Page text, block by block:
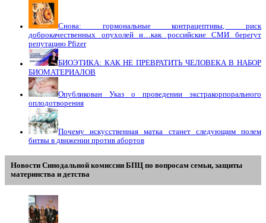
Снова: гормональные контрацептивы, риск
доброкачественных опухолей и…как российские СМИ берегут
репутацию Pfizer
БИОЭТИКА: КАК НЕ ПРЕВРАТИТЬ ЧЕЛОВЕКА В НАБОР
БИОМАТЕРИАЛОВ
Опубликован Указ о проведении экстракорпорального
оплодотворения
Почему искусственная матка станет следующим полем
битвы в движении против абортов
Новости Синодальной комиссии БПЦ по вопросам семьи, защиты
материнства и детства